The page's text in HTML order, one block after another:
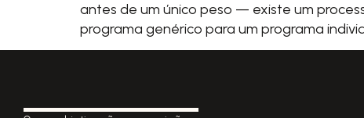
antes de um único peso — existe um
programa genérico para um programa